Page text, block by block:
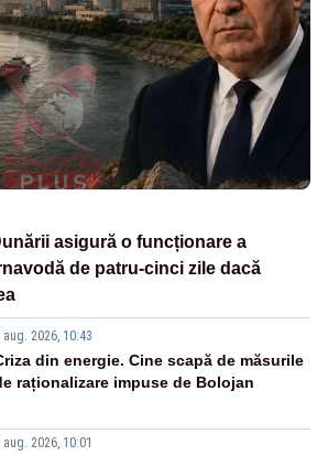
asigură o funcționare a
de patru-cinci zile dacă
aug. 2026, 10:43
din energie. Cine scapă de măsurile
raționalizare impuse de Bolojan
aug. 2026, 10:01